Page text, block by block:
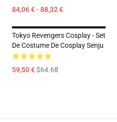
84,06 € - 88,32 €
Tokyo Revengers Cosplay - Set
De Costume De Cosplay Senju
59,50 €$64.68